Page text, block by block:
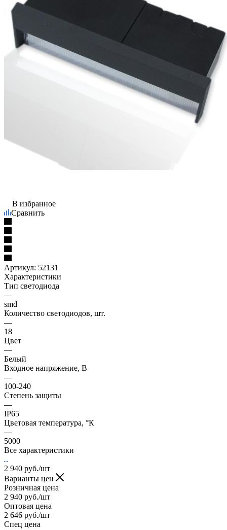
В избранное
Сравнить
Артикул: 52131
Характеристики
Тип светодиода
—
smd
Количество светодиодов, шт.
—
18
Цвет
—
Белый
Входное напряжение, В
—
100-240
Степень защиты
—
IP65
Цветовая температура, °К
—
5000
Все характеристики
2 940 руб./шт
Варианты цен
Розничная цена
2 940 руб./шт
Оптовая цена
2 646 руб./шт
Спец цена